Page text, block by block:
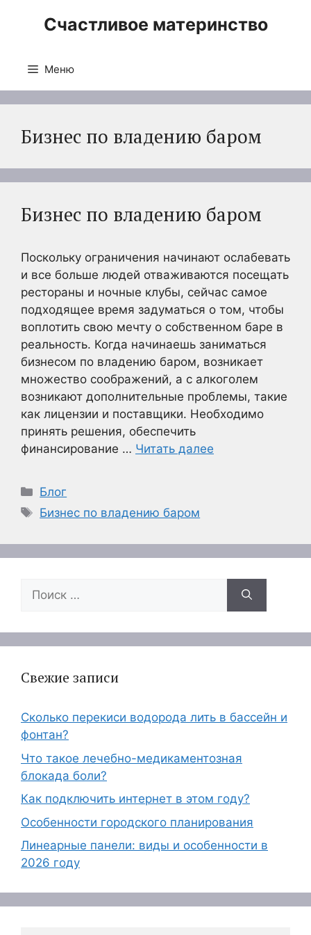
Счастливое материнство
Меню
Бизнес по владению баром
Бизнес по владению баром
Поскольку ограничения начинают ослабевать
и все больше людей отваживаются посещать
рестораны и ночные клубы, сейчас самое
подходящее время задуматься о том, чтобы
воплотить свою мечту о собственном баре в
реальность. Когда начинаешь заниматься
бизнесом по владению баром, возникает
множество соображений, а с алкоголем
возникают дополнительные проблемы, такие
как лицензии и поставщики. Необходимо
принять решения, обеспечить
финансирование … Читать далее
Рубрики
Блог
Метки
Бизнес по владению баром
Поиск:
Свежие записи
Сколько перекиси водорода лить в бассейн и
фонтан?
Что такое лечебно-медикаментозная
блокада боли?
Как подключить интернет в этом году?
Особенности городского планирования
Линеарные панели: виды и особенности в
2026 году